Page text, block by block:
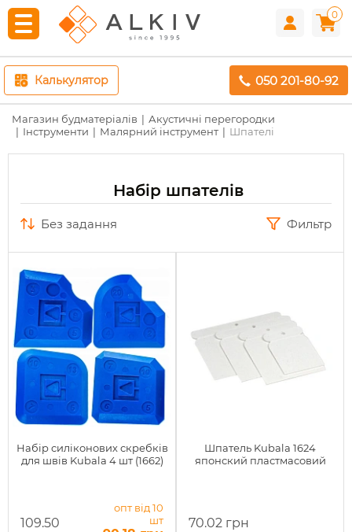
0
Калькулятор 050 201-80-92
Магазин будматеріалів
Акустичні перегородки
Інструменти
Малярний інструмент Шпателі
Набір шпателів
без задання Фильтр
Набір силіконових скребків
для швів Kubala 4 шт (1662)
109.50
опт від 10
шт
Шпатель Kubala 1624
японский пластмасовий
70.02 грн